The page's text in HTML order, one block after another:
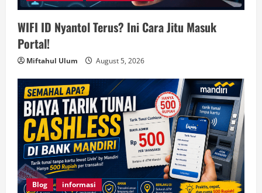
WIFI ID Nyantol Terus? Ini Cara Jitu Masuk
Portal!
Miftahul Ulum August 5, 2026
Blog informasi